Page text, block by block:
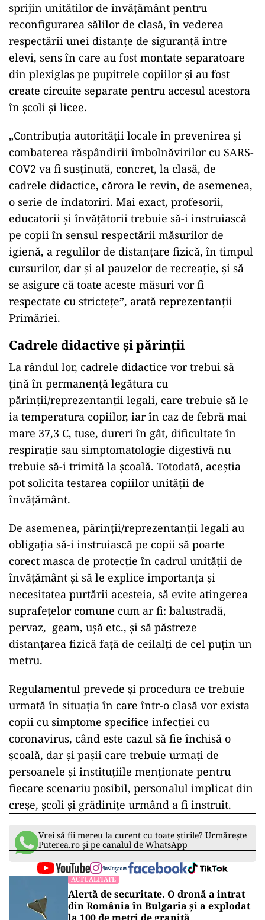
sprijin unitătilor de învăţământ pentru
reconfigurarea sălilor de clasă, în vederea
respectării unei distanţe de siguranţă între
elevi, sens în care au fost montate separatoare
din plexiglas pe pupitrele copiilor şi au fost
create circuite separate pentru accesul acestora
în şcoli şi licee.
„Contribuţia autorităţii locale în prevenirea şi
combaterea răspândirii îmbolnăvirilor cu SARS-
COV2 va fi susţinută, concret, la clasă, de
cadrele didactice, cărora le revin, de asemenea,
o serie de îndatoriri. Mai exact, profesorii,
educatorii şi învăţătorii trebuie să-i instruiască
pe copii în sensul respectării măsurilor de
igienă, a regulilor de distanţare fizică, în timpul
cursurilor, dar şi al pauzelor de recreaţie, şi să
se asigure că toate aceste măsuri vor fi
respectate cu stricteţe”, arată reprezentanţii
Primăriei.
Cadrele didactive și părinții
La rândul lor, cadrele didactice vor trebui să
ţină în permanenţă legătura cu
părinţii/reprezentanţii legali, care trebuie să le
ia temperatura copiilor, iar în caz de febră mai
mare 37,3 C, tuse, dureri în gât, dificultate în
respiraţie sau simptomatologie digestivă nu
trebuie să-i trimită la şcoală. Totodată, aceştia
pot solicita testarea copiilor unităţii de
învăţământ.
De asemenea, părinţii/reprezentanţii legali au
obligaţia să-i instruiască pe copii să poarte
corect masca de protecţie în cadrul unităţii de
învăţământ şi să le explice importanţa şi
necesitatea purtării acesteia, să evite atingerea
suprafeţelor comune cum ar fi: balustradă,
pervaz, geam, uşă etc., şi să păstreze
distanţarea fizică faţă de ceilalţi de cel puţin un
metru.
Regulamentul prevede şi procedura ce trebuie
urmată în situaţia în care într-o clasă vor exista
copii cu simptome specifice infecţiei cu
coronavirus, când este cazul să fie închisă o
şcoală, dar şi paşii care trebuie urmaţi de
persoanele şi instituţiile menţionate pentru
fiecare scenariu posibil, personalul implicat din
creşe, şcoli şi grădiniţe urmând a fi instruit.
Vrei să fii mereu la curent cu toate știrile? Urmărește
Puterea.ro și pe canalul de WhatsApp
ACTUALITATE
Alertă de securitate. O dronă a intrat
din România în Bulgaria şi a explodat